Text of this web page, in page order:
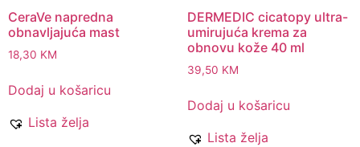
CeraVe napredna
obnavljajuća mast
18,30 KM
Dodaj u košaricu
Lista želja
DERMEDIC cicatopy ultra-
umirujuća krema za
obnovu kože 40 ml
39,50 KM
Dodaj u košaricu
Lista želja